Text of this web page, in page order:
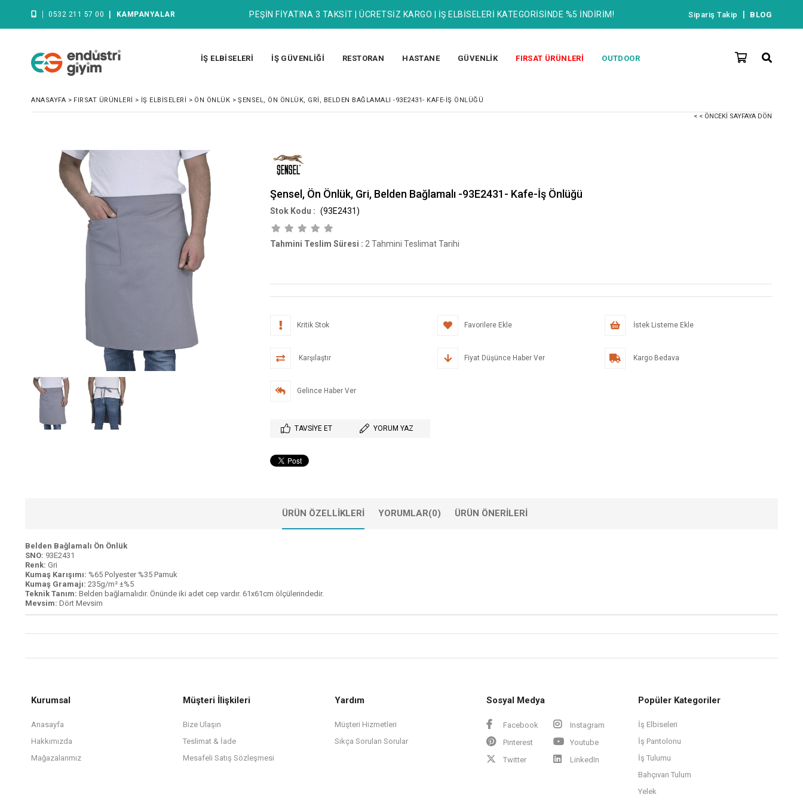
0532 211 57 00 KAMPANYALAR PEŞİN FİYATINA 3 TAKSİT | ÜCRETSİZ KARGO | İŞ ELBİSELERİ KATEGORİSİNDE %5 İNDİRİM! Sipariş Takip BLOG
İŞ ELBİSELERİ İŞ GÜVENLİĞİ RESTORAN HASTANE GÜVENLİK FIRSAT ÜRÜNLERİ OUTDOOR
ANASAYFA > FIRSAT ÜRÜNLERİ > İŞ ELBİSELERİ > ÖN ÖNLÜK > ŞENSEL, ÖN ÖNLÜK, GRI, BELDEN BAĞLAMALI -93E2431- KAFE-İŞ ÖNLÜĞÜ
< < ÖNCEKI SAYFAYA DÖN
Şensel, Ön Önlük, Gri, Belden Bağlamalı -93E2431- Kafe-İş Önlüğü
(93E2431)
Tahmini Teslim Süresi : 2 Tahmini Teslimat Tarihi
Kritik Stok Favorilere Ekle İstek Listeme Ekle
Karşılaştır Fiyat Düşünce Haber Ver Kargo Bedava
Gelince Haber Ver
TAVSIYE ET YORUM YAZ
ÜRÜN ÖZELLIKLERI YORUMLAR(0) ÜRÜN ÖNERILERI
Belden Bağlamalı Ön Önlük
SNO: 93E2431
Renk: Gri
Kumaş Karışımı: %65 Polyester %35 Pamuk
Kumaş Gramajı: 235g/m² ±%5
Teknik Tanım: Belden bağlamalıdır. Önünde iki adet cep vardır. 61x61cm ölçülerindedir.
Mevsim: Dört Mevsim
Kurumsal
Anasayfa
Hakkımızda
Mağazalarımız
Müşteri İlişkileri
Bize Ulaşın
Teslimat & İade
Mesafeli Satış Sözleşmesi
Yardım
Müşteri Hizmetleri
Sıkça Sorulan Sorular
Sosyal Medya
Facebook
Instagram
Pinterest
Youtube
Twitter
LinkedIn
Popüler Kategoriler
İş Elbiseleri
İş Pantolonu
İş Tulumu
Bahçıvan Tulum
Yelek